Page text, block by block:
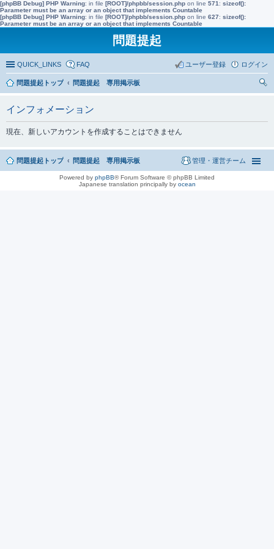
[phpBB Debug] PHP Warning: in file [ROOT]/phpbb/session.php on line 571 : sizeof():
Parameter must be an array or an object that implements Countable
[phpBB Debug] PHP Warning: in file [ROOT]/phpbb/session.php on line 627: sizeof():
Parameter must be an array or an object that implements Countable
問題提起
QUICK_LINKS FAQ ログイン
ユーザー登録
問題提起トップ
問題提起 専用掲示板
インフォメーション
現在、新しいアカウントを作成することはできません
問題提起トップ 問題提起 専用掲示板 管理・運営チーム
Powered by phpBB® Forum Software © phpBB Limited
Japanese translation principally by ocean